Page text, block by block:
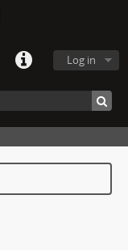
Log in